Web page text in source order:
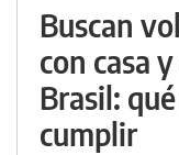
Buscan
con casa
Brasil:
cumplir